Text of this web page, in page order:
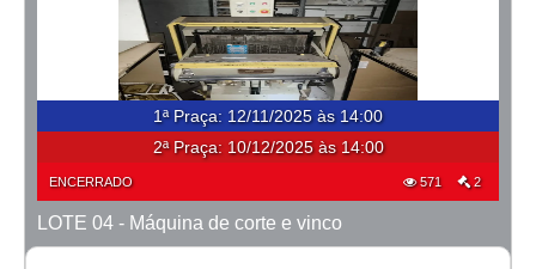
1ª Praça: 12/11/2025 às 14:00
2ª Praça: 10/12/2025 às 14:00
ENCERRADO 571 2
LOTE 04 - Máquina de corte e vinco